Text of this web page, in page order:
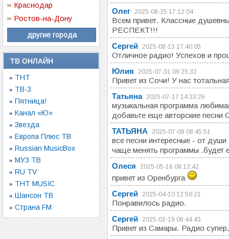
Краснодар
Ростов-на-Дону
другие города
ТВ ОНЛАЙН
ТНТ
ТВ-3
Пятница!
Канал «Ю»
Звезда
Европа Плюс ТВ
Russian MusicBox
МУЗ ТВ
RU TV
ТНТ MUSIC
Шансон ТВ
Страна FM
Олег
2025-08-25 17:12:04
Всем привет. Классные
РЕСПЕКТ!!!
Сергей
2025-08-13 17:40:05
Отличное радио! Успехов и
Юлия
2025-07-31 09:25:32
Привет из Сочи! У нас
Татьяна
2025-07-17 14:33:26
музыкальная программа
добавьте еще авторские песни
ТАТЬЯНА
2025-07-09 08:45:51
все песни интересные - от
чаще менять программы .будет
Олеся
2025-05-16 08:13:42
привет из Оренбурга
Сергей
2025-04-10 12:50:21
Понравилось радио.
Сергей
2025-02-19 06:44:43
Привет из Самары. Радио